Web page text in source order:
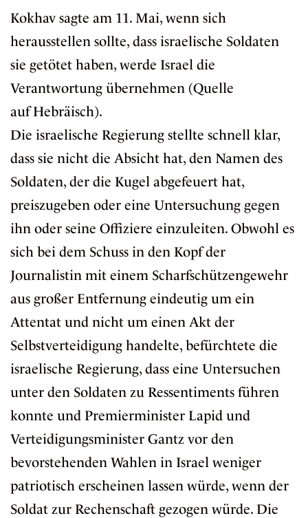
Kokhav sagte am 11. Mai, wenn sich
herausstellen sollte, dass israelische Soldaten
sie getötet haben, werde Israel die
Verantwortung übernehmen (Quelle
aufHebräisch).
Die israelische Regierung stellte schnell klar,
dass sie nicht die Absicht hat, den Namen des
Soldaten, der die Kugel abgefeuert hat,
preiszugeben oder eine Untersuchung gegen
ihn oder seine Offiziere einzuleiten. Obwohl es
sich bei dem Schuss in den Kopf der
Journalistin mit einem Scharfschützengewehr
aus großer Entfernung eindeutig um ein
Attentat und nicht um einen Akt der
Selbstverteidigung handelte, befürchtete die
israelische Regierung, dass eine Untersuchen
unter den Soldaten zu Ressentiments führen
konnte und Premierminister Lapid und
Verteidigungsminister Gantz vor den
bevorstehenden Wahlen in Israel weniger
patriotisch erscheinen lassen würde, wenn der
Soldat zur Rechenschaft gezogen würde. Die